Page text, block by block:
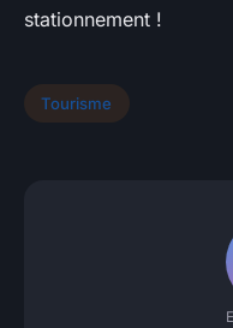
stationnement !
Tourisme